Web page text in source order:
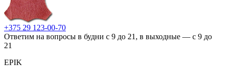
+375 29 123-00-70
Ответим на вопросы в будни с 9 до 21, в выходные — с 9 до
21
EPIK